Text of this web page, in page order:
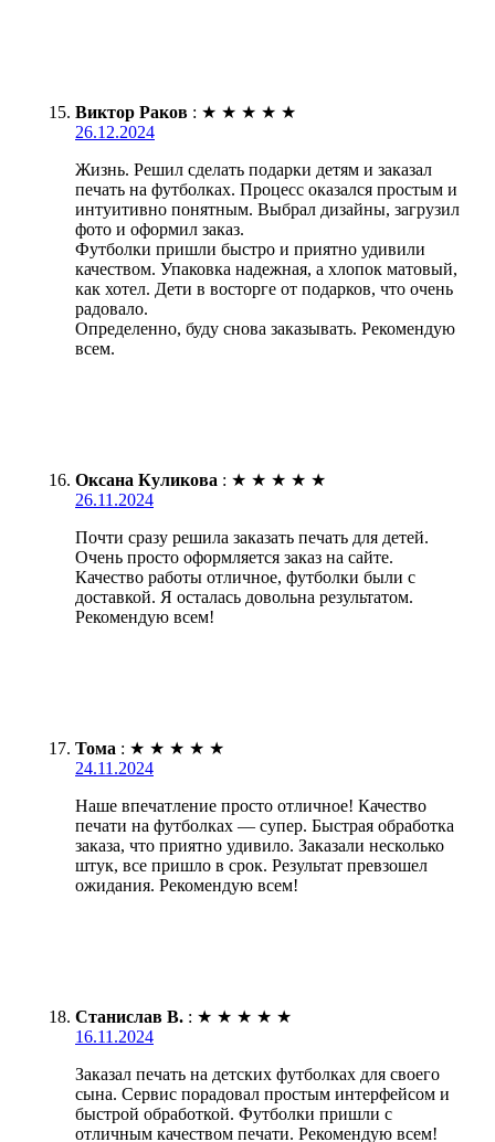
Виктор Раков : ★ ★ ★ ★ ★
26.12.2024
Жизнь. Решил сделать подарки детям и заказал
печать на футболках. Процесс оказался простым и
интуитивно понятным. Выбрал дизайны, загрузил
фото и оформил заказ.
Футболки пришли быстро и приятно удивили
качеством. Упаковка надежная, а хлопок матовый,
как хотел. Дети в восторге от подарков, что очень
радовало.
Определенно, буду снова заказывать. Рекомендую
всем.
Оксана Куликова : ★ ★ ★ ★ ★
26.11.2024
Почти сразу решила заказать печать для детей.
Очень просто оформляется заказ на сайте.
Качество работы отличное, футболки были с
доставкой. Я осталась довольна результатом.
Рекомендую всем!
Тома : ★ ★ ★ ★ ★
24.11.2024
Наше впечатление просто отличное! Качество
печати на футболках — супер. Быстрая обработка
заказа, что приятно удивило. Заказали несколько
штук, все пришло в срок. Результат превзошел
ожидания. Рекомендую всем!
Станислав В. : ★ ★ ★ ★ ★
16.11.2024
Заказал печать на детских футболках для своего
сына. Сервис порадовал простым интерфейсом и
быстрой обработкой. Футболки пришли с
отличным качеством печати. Рекомендую всем!